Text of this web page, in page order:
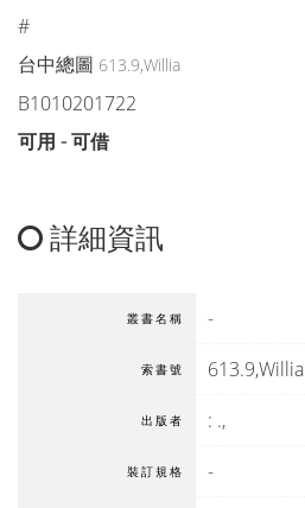
#
台中總圖 613.9,Willia
B1010201722
可用 - 可借
詳細資訊
叢書名稱 -
索書號 613.9,Willia
出版者 : .,
裝訂規格 -